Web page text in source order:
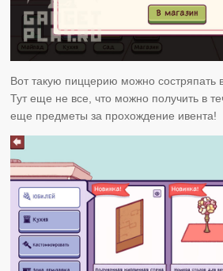
Вот такую пиццерию можно состряпать
Тут еще не все, что можно получить в
еще предметы за прохождение ивента!